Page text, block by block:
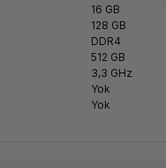
16 GB
128 GB
DDR4
512 GB
3,3 GHz
Yok
Yok